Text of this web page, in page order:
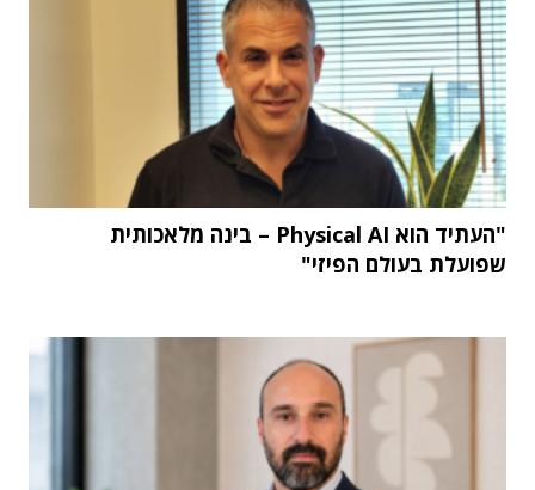
"העתיד הוא Physical AI – בינה מלאכותית
שפועלת בעולם הפיזי"